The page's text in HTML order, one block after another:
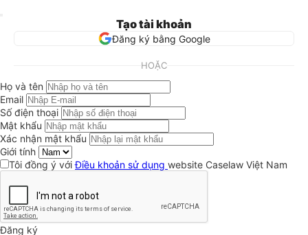
Tạo tài khoản
Đăng ký bằng Google
HOẶC
Họ và tên
Email
Số điện thoại
Mật khẩu
Xác nhận mật khẩu
Giới tính
Tôi đồng ý vớiĐiều khoản sử dụng website Caselaw Việt Nam
Đăng ký